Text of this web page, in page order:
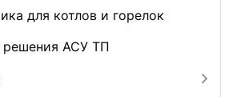
для котлов и горелок
решения АСУ ТП